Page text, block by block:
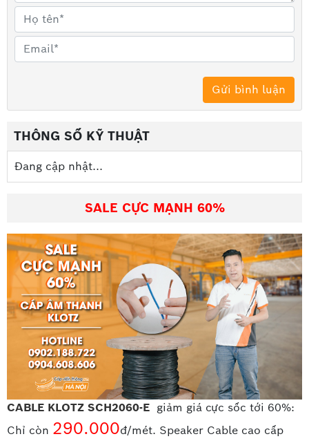
THÔNG SỐ KỸ THUẬT
Đang cập nhật...
SALE CỰC MẠNH 60%
CABLE KLOTZ SCH2060-E giảm giá cực sốc tới 60%:
Chỉ còn 290.000đ/mét. Speaker Cable cao cấp